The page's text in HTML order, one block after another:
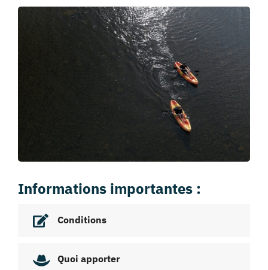
Informations importantes :
Conditions
Quoi apporter